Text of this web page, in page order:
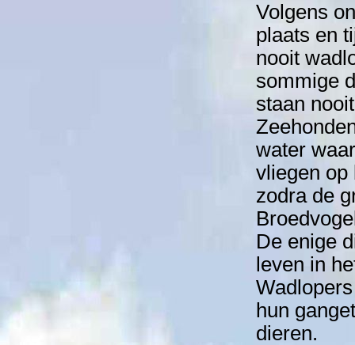
Volgens
plaats en
nooit
sommige
staan
water
vliegen op
zodra de
De enige
leven in
hun
dieren.